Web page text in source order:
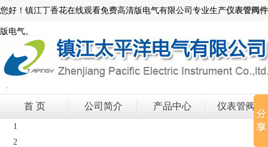
您好！镇江丁香花在线观看免费高清版电气有限公司专业生产仪表管阀件
版电气。
首 页 公司简介 产品中心 仪表管阀件
1
2